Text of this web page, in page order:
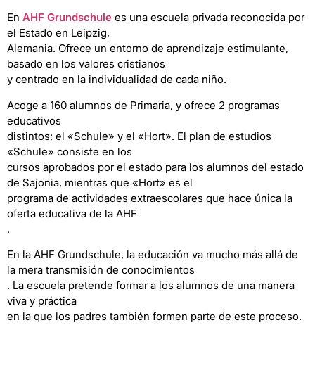
En AHF Grundschule es una escuela privada reconocida por
el Estado en Leipzig,
Alemania. Ofrece un entorno de aprendizaje estimulante,
basado en los valores cristianos
y centrado en la individualidad de cada niño.
Acoge a 160 alumnos de Primaria, y ofrece 2 programas
educativos
distintos: el «Schule» y el «Hort». El plan de estudios
«Schule» consiste en los
cursos aprobados por el estado para los alumnos del estado
de Sajonia, mientras que «Hort» es el
programa de actividades extraescolares que hace única la
oferta educativa de la AHF
.
En la AHF Grundschule, la educación va mucho más allá de
la mera transmisión de conocimientos
. La escuela pretende formar a los alumnos de una manera
viva y práctica
en la que los padres también formen parte de este proceso.